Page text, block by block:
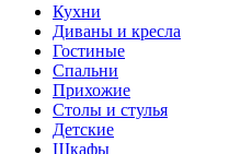
Кухни
Диваны и кресла
Гостиные
Спальни
Прихожие
Столы и стулья
Детские
Шкафы